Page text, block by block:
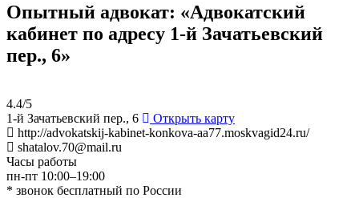
Опытный адвокат: «Адвокатский
кабинет по адресу 1-й Зачатьевский
пер., 6»
4.4/5
1-й Зачатьевский пер., 6
Открыть карту
http://advokatskij-kabinet-konkova-aa77.moskvagid24.ru/
shatalov.70@mail.ru
Часы работы
пн-пт 10:00–19:00
* звонок бесплатный по России